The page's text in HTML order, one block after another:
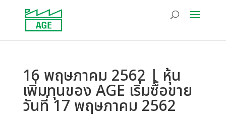
16 พฤษภาคม 2562 | หุ้น
เพิ่มทุนของ AGE เริ่มซื้อขาย
วันที่ 17 พฤษภาคม 2562